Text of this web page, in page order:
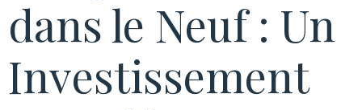
dans le Neuf : Un
Investissement